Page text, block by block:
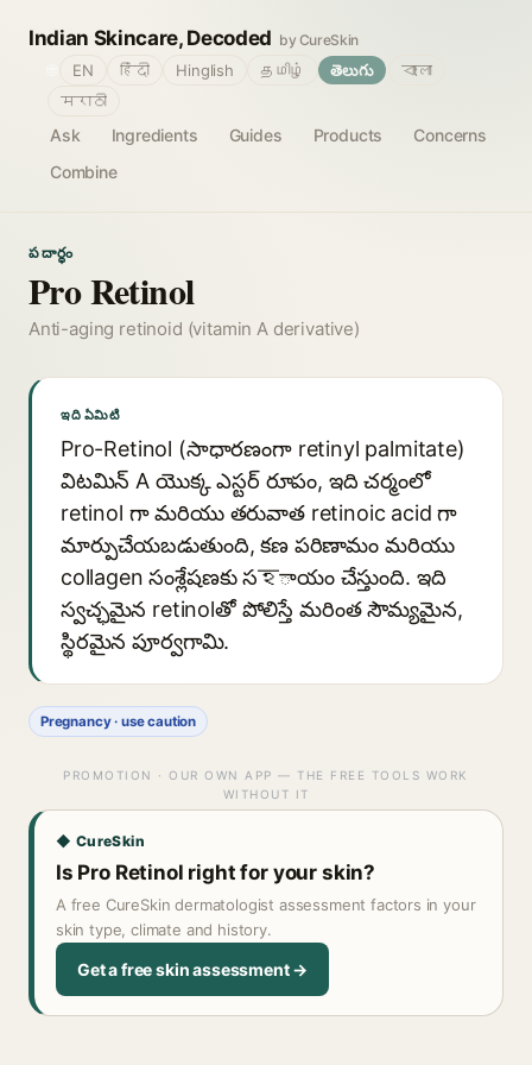
Indian Skincare, Decoded by CureSkin
Ask Ingredients Guides Products
Concerns
Combine
EN हिंदी Hinglish தமிழ் తెలుగు
বাংলা
मराठी
పదార్థం
Pro Retinol
Anti-aging retinoid (vitamin A derivative)
ఇది ఏమిటి
Pro-Retinol (సాధారణంగా retinyl palmitate)
విటమిన్ A యొక్క ఎస్టర్ రూపం, ఇది చర్మంలో
retinol గా మరియు తరువాత retinoic acid గా
మార్పుచేయబడుతుంది, కణ పరిణామం మరియు
collagen సంశ్లేషణకు సহాయం చేస్తుంది. ఇది
స్వచ్ఛమైన retinolతో పోలిస్తే మరింత సౌమ్యమైన,
స్థిరమైన పూర్వగామి.
Pregnancy · use caution
PROMOTION · OUR OWN APP — THE FREE TOOLS WORK
WITHOUT IT
◆ CureSkin
Is Pro Retinol right for your skin?
A free CureSkin dermatologist assessment factors in your
skin type, climate and history.
Get a free skin assessment →